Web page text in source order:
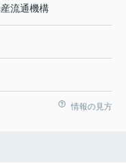
流通機構
情報の見方